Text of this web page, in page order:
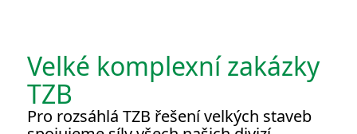
Velké komplexní zakázky
TZB
Pro rozsáhlá TZB řešení velkých staveb